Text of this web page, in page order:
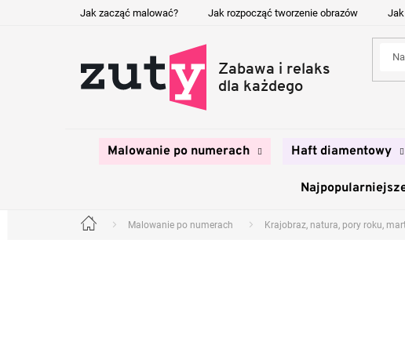
Jak zacząć malować? Jak rozpocząć tworzenie obrazów Jak
Malowanie po numerach Haft diamentowy
Home Malowanie po numerach Krajobraz, natura, pory roku,